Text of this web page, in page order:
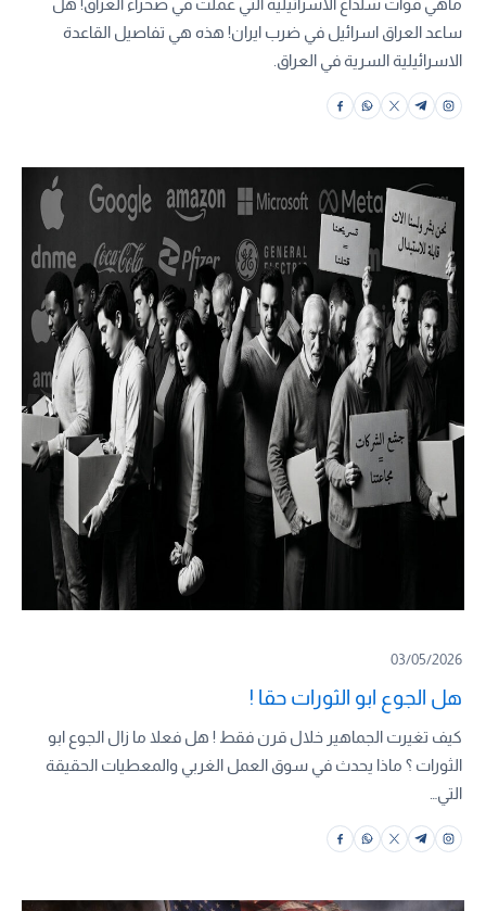
ساعد العراق اسرائيل في ضرب ايران! هذه هي تفاصيل القاعدة
الاسرائيلية السرية في العراق.
03/05/2026
هل الجوع ابو الثورات حقا !
كيف تغيرت الجماهير خلال قرن فقط ! هل فعلا ما زال الجوع ابو
الثورات ؟ ماذا يحدث في سوق العمل الغربي والمعطيات الحقيقة
التي…